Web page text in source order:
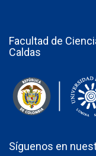
Facultad de
Caldas
Síguenos en